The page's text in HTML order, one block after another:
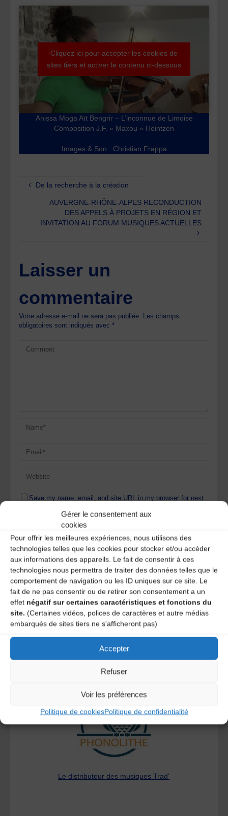
Gérer le consentement aux
cookies
Pour offrir les meilleures expériences, nous utilisons des
technologies telles que les cookies pour stocker et/ou accéder
aux informations des appareils. Le fait de consentir à ces
technologies nous permettra de traiter des données telles que le
comportement de navigation ou les ID uniques sur ce site. Le
fait de ne pas consentir ou de retirer son consentement a un
effet négatif sur certaines caractéristiques et fonctions du
site. (Certaines vidéos, polices de caractères et autre médias
embarqués de sites tiers ne s'afficheront pas)
Accepter
Refuser
Voir les préférences
Politique de cookiesPolitique de confidentialité
Cliquez ici pour accepter les cookies de
sites tiers et activer le contenu ci-dessous
Anissa Moga Aït Bengrir – L’inconnue de Limoise
Composition J.F. « Maxou » Heintzen
Images & Son : Christian Frappa
De la recherche à la création
AUVERGNE-RHÔNE-ALPES RECONDUCTION
DES APPELS À PROJETS EN RÉGION ET
INVITATION AU FORUM MUSIQUES ACTUELLES
Laisser un
commentaire
Votre adresse e-mail ne sera pas publiée. Les champs
obligatoires sont indiqués avec*
Save my name, email, and site URL in my browser for next
Ce site utilise Akismet pour réduire les indésirables.
savoir plus sur la façon dont les données de vos
commentaires sont traitées .
A DECOUVRIR :
Le distributeur des musiques Trad'